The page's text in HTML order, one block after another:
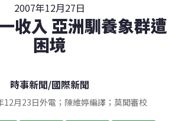
2007年12月27日
收入 亞洲馴養象群遭
困境
時事新聞/國際新聞
12月23日外電；陳維婷編譯；莫聞審校